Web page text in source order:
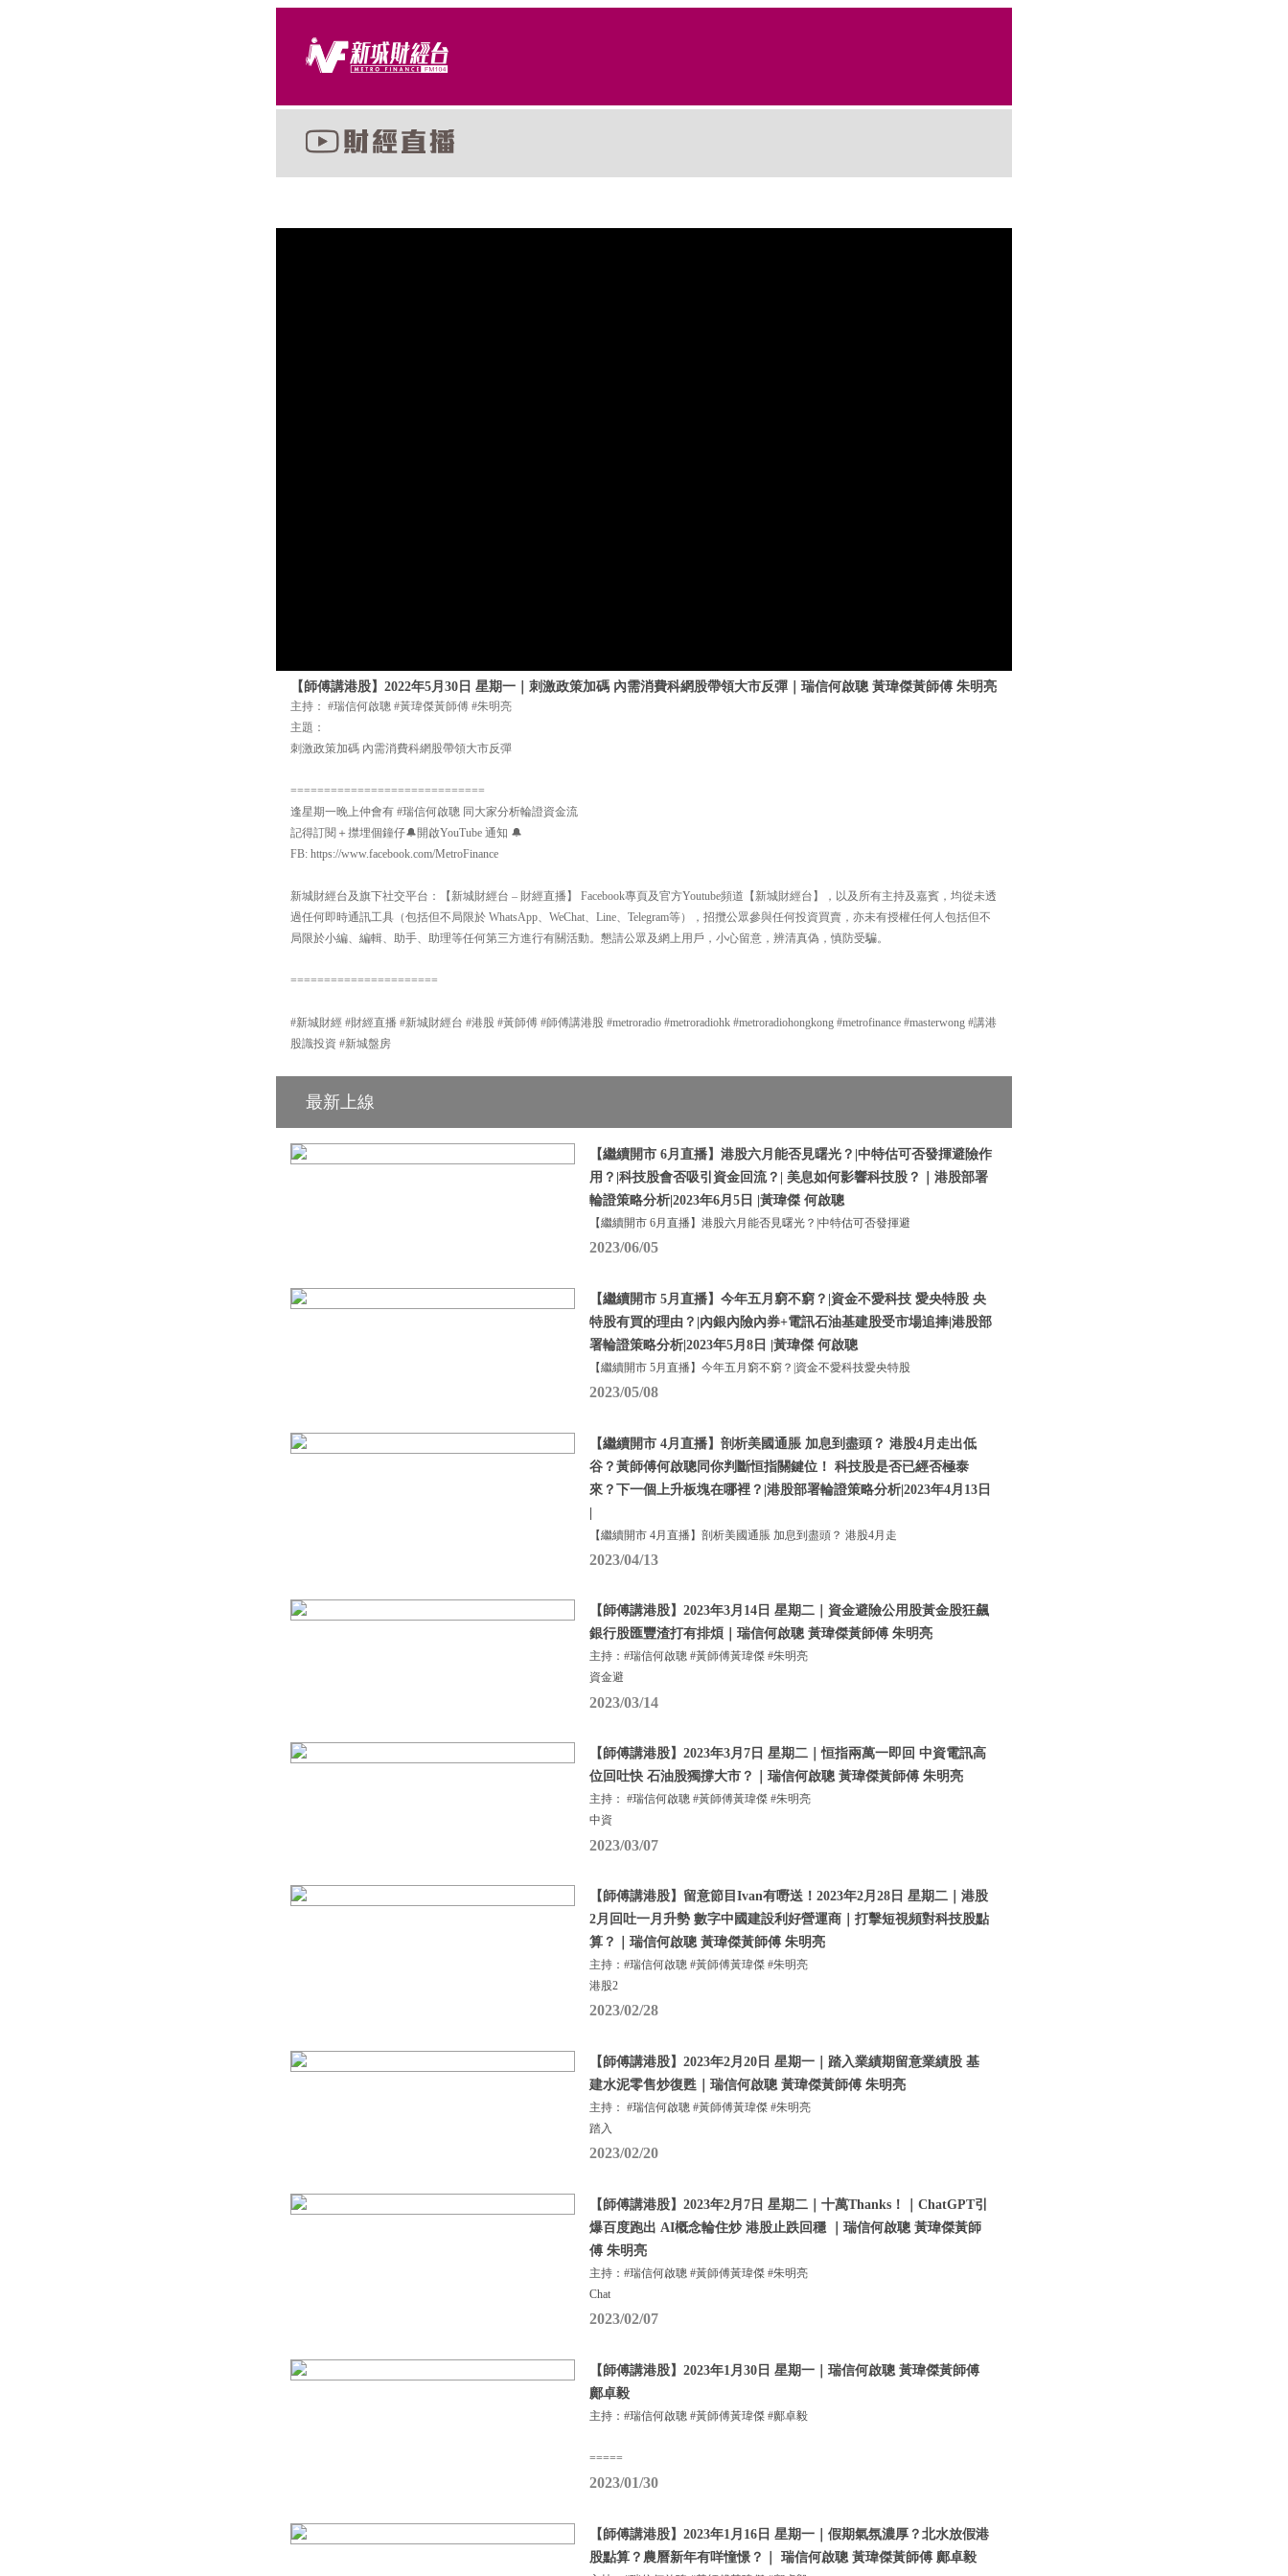
【師傅講港股】2022年5月30日 星期一｜刺激政策加碼 內需消費科網股帶領大市反彈｜瑞信何啟聰 黃瑋傑黃師傅 朱明亮
主持： #瑞信何啟聰 #黃瑋傑黃師傅 #朱明亮
主題：
刺激政策加碼 內需消費科網股帶領大市反彈
=============================
逢星期一晚上仲會有 #瑞信何啟聰 同大家分析輪證資金流
記得訂閱＋㩒埋個鐘仔🔔開啟YouTube 通知 🔔
FB: https://www.facebook.com/MetroFinance
新城財經台及旗下社交平台：【新城財經台 – 財經直播】 Facebook專頁及官方Youtube頻道【新城財經台】，以及所有主持及嘉賓，均從未透
過任何即時通訊工具（包括但不局限於 WhatsApp、WeChat、Line、Telegram等），招攬公眾參與任何投資買賣，亦未有授權任何人包括但不
局限於小編、編輯、助手、助理等任何第三方進行有關活動。懇請公眾及網上用戶，小心留意，辨清真偽，慎防受騙。
======================
#新城財經 #財經直播 #新城財經台 #港股 #黃師傅 #師傅講港股 #metroradio #metroradiohk #metroradiohongkong #metrofinance #masterwong #講港
股識投資 #新城盤房
最新上線
【繼續開市 6月直播】港股六月能否見曙光？|中特估可否發揮避險作
用？|科技股會否吸引資金回流？| 美息如何影響科技股？｜港股部署
輪證策略分析|2023年6月5日 |黃瑋傑 何啟聰
【繼續開市 6月直播】港股六月能否見曙光？|中特估可否發揮避
2023/06/05
【繼續開市 5月直播】今年五月窮不窮？|資金不愛科技 愛央特股 央
特股有買的理由？|內銀內險內券+電訊石油基建股受市場追捧|港股部
署輪證策略分析|2023年5月8日 |黃瑋傑 何啟聰
【繼續開市 5月直播】今年五月窮不窮？|資金不愛科技愛央特股
2023/05/08
【繼續開市 4月直播】剖析美國通脹 加息到盡頭？ 港股4月走出低
谷？黃師傅何啟聰同你判斷恒指關鍵位！ 科技股是否已經否極泰
來？下一個上升板塊在哪裡？|港股部署輪證策略分析|2023年4月13日
|
【繼續開市 4月直播】剖析美國通脹 加息到盡頭？ 港股4月走
2023/04/13
【師傅講港股】2023年3月14日 星期二｜資金避險公用股黃金股狂飆
銀行股匯豐渣打有排煩｜瑞信何啟聰 黃瑋傑黃師傅 朱明亮
主持：#瑞信何啟聰 #黃師傅黃瑋傑 #朱明亮
資金避
2023/03/14
【師傅講港股】2023年3月7日 星期二｜恒指兩萬一即回 中資電訊高
位回吐快 石油股獨撐大市？｜瑞信何啟聰 黃瑋傑黃師傅 朱明亮
主持： #瑞信何啟聰 #黃師傅黃瑋傑 #朱明亮
中資
2023/03/07
【師傅講港股】留意節目Ivan有嘢送！2023年2月28日 星期二｜港股
2月回吐一月升勢 數字中國建設利好營運商｜打擊短視頻對科技股點
算？｜瑞信何啟聰 黃瑋傑黃師傅 朱明亮
主持：#瑞信何啟聰 #黃師傅黃瑋傑 #朱明亮
港股2
2023/02/28
【師傅講港股】2023年2月20日 星期一｜踏入業績期留意業績股 基
建水泥零售炒復甦｜瑞信何啟聰 黃瑋傑黃師傅 朱明亮
主持： #瑞信何啟聰 #黃師傅黃瑋傑 #朱明亮
踏入
2023/02/20
【師傅講港股】2023年2月7日 星期二｜十萬Thanks！｜ChatGPT引
爆百度跑出 AI概念輪住炒 港股止跌回穩 ｜瑞信何啟聰 黃瑋傑黃師
傅 朱明亮
主持：#瑞信何啟聰 #黃師傅黃瑋傑 #朱明亮
Chat
2023/02/07
【師傅講港股】2023年1月30日 星期一｜瑞信何啟聰 黃瑋傑黃師傅
鄺卓毅
主持：#瑞信何啟聰 #黃師傅黃瑋傑 #鄺卓毅
=====
2023/01/30
【師傅講港股】2023年1月16日 星期一｜假期氣氛濃厚？北水放假港
股點算？農曆新年有咩憧憬？｜ 瑞信何啟聰 黃瑋傑黃師傅 鄺卓毅